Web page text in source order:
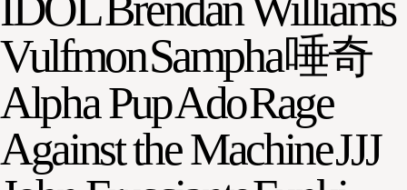
VulfmonSampha唾奇
Alpha PupAdoRage
Against the MachineJJJ